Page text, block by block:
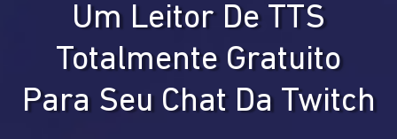
Um Leitor De TTS
Totalmente Gratuito
Para Seu Chat Da Twitch